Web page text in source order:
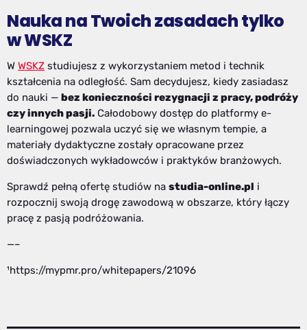
Nauka na Twoich zasadach tylko
w WSKZ
W WSKZ studiujesz z wykorzystaniem metod i technik
kształcenia na odległość. Sam decydujesz, kiedy zasiadasz
do nauki — bez konieczności rezygnacji z pracy, podróży
czy innych pasji. Całodobowy dostęp do platformy e-
learningowej pozwala uczyć się we własnym tempie, a
materiały dydaktyczne zostały opracowane przez
doświadczonych wykładowców i praktyków branżowych.
Sprawdź pełną ofertę studiów na studia-online.pl i
rozpocznij swoją drogę zawodową w obszarze, który łączy
pracę z pasją podróżowania.
—–
¹https://mypmr.pro/whitepapers/21096